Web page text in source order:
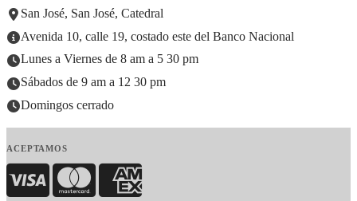
San José, San José, Catedral
Avenida 10, calle 19, costado este del Banco Nacional
Lunes a Viernes de 8 am a 5 30 pm
Sábados de 9 am a 12 30 pm
Domingos cerrado
ACEPTAMOS
Visa MasterCardAmerican Express